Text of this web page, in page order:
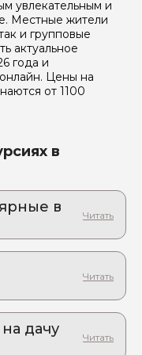
увлекательным и
Местные жители
и групповые
актуальное
года и
Цены на
от 1100
в
в
глазами
в тайну
на улицах
дачу